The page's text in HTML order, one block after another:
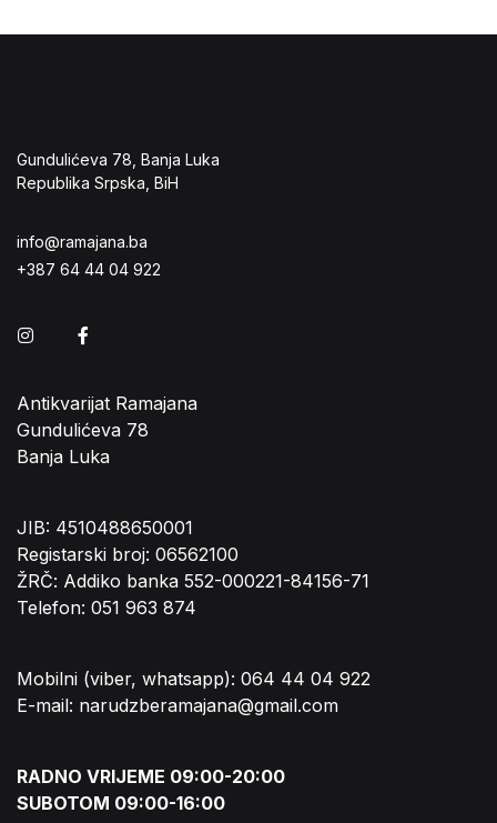
Gundulićeva 78, Banja Luka
Republika Srpska, BiH
info@ramajana.ba
+387 64 44 04 922
Instagram
Antikvarijat Ramajana
Gundulićeva 78
Banja Luka
JIB: 4510488650001
Registarski broj: 06562100
ŽRČ: Addiko banka 552-000221-84156-71
Telefon: 051 963 874
Mobilni (viber, whatsapp): 064 44 04 922
E-mail: narudzberamajana@gmail.com
RADNO VRIJEME 09:00-20:00
SUBOTOM 09:00-16:00